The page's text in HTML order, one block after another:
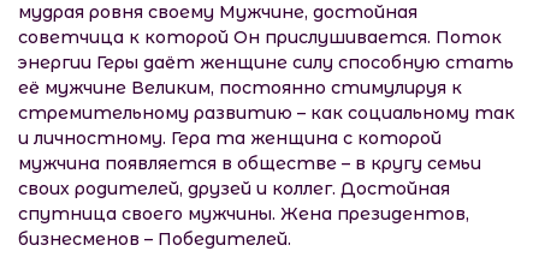
мудрая ровня своему Мужчине, достойная
советчица к которой Он прислушивается. Поток
энергии Геры даёт женщине силу способную стать
её мужчине Великим, постоянно стимулируя к
стремительному развитию – как социальному так
и личностному. Гера та женщина с которой
мужчина появляется в обществе – в кругу семьи
своих родителей, друзей и коллег. Достойная
спутница своего мужчины. Жена президентов,
бизнесменов – Победителей.